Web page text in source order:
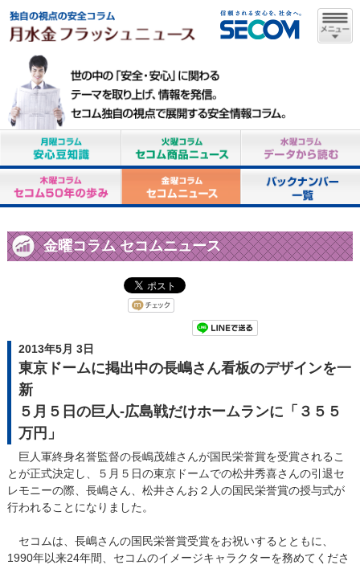
金曜コラム セコムニュース
2013年5月 3日
東京ドームに掲出中の長嶋さん看板のデザインを一
新
５月５日の巨人-広島戦だけホームランに「３５５
万円」
巨人軍終身名誉監督の長嶋茂雄さんが国民栄誉賞を受賞されるこ
とが正式決定し、５月５日の東京ドームでの松井秀喜さんの引退セ
レモニーの際、長嶋さん、松井さんお２人の国民栄誉賞の授与式が
行われることになりました。
セコムは、長嶋さんの国民栄誉賞受賞をお祝いするとともに、
1990年以来24年間、セコムのイメージキャラクターを務めてくださ